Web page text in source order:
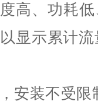
高、功耗
显示累计
安装不受限